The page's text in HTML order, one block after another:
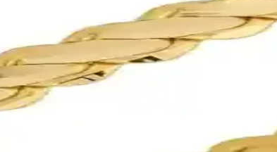
güvenilirlikte saf altın ürünüdür. Sınırlı stok ve işlem
- Özgün Tasarım ve Güvenilirlik
Tuğrul bilezik, özgün tasarımı ve çeşitli ölçü
Güvenli ve Pratik Yatırım Seçeneği
Has Altın Havale seçeneği, dijital ortamda hızlı transfer